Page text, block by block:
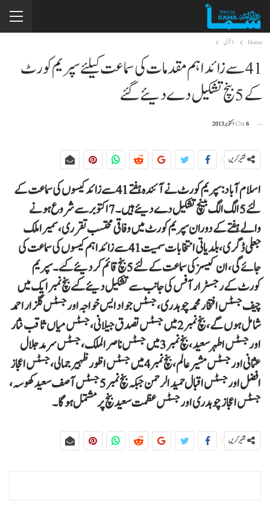
Home 1 قومی
41سے زائد اہم مقدمات کی سماعت کیلئے سپریم کورٹ
کے 5 بنچ تشکیل دے دیئے گئے
On6 اکتوبر 2013
شئیر کریں
اسلام آباد: سپریم کورٹ نے آئندہ ہفتے 41 سے زائد کیسوں کی سماعت کے
لئے 5 الگ الگ بینچ تشکیل دے دیئے ہیں۔ 7 اکتوبر سے شروع ہونے
والے ہفتے کے دوران سپریم کورٹ میں وفاقی محتسب تقرری، سمیرا ملک
جعلی ڈگری، بلدیاتی انتخابات سمیت 41 سے زائد اہم کیسوں کی سماعت کی
جائے گی، ان کیسز کی سماعت کے لئے 5 بنچ قائم کر دیئے گئے۔ سپریم
کورٹ کے رجسٹرار آفس کی جانب سے تشکیل دیئے گئے بنچ نمبر ایک میں
چیف جسٹس افتخار محمد چوہدری، جسٹس جواد ایس خواجہ اور جسٹس گلزار احمد
شامل ہوں گے، بنچ نمبر 2 میں جسٹس تصدق جیلانی، جسٹس میاں ثاقب نثار
اور جسٹس اطہرسعید، بنچ نمبر 3 میں جسٹس ناصر الملک، جسٹس سرمد جلال
عثمانی اور جسٹس مشیر عالم، بنچ نمبر4 میں جسٹس اظور ظہیر جمالی، جسٹس اعجاز
افضل اور جسٹس اقبال حمید الرحمن جبکہ بنچ نمبر5 جسٹس آصف سعید کھوسہ،
جسٹس اعجاز چوہدری اور جسٹس عظمت سعید بنچ پر مشتمل ہوگا۔
شئیر کریں